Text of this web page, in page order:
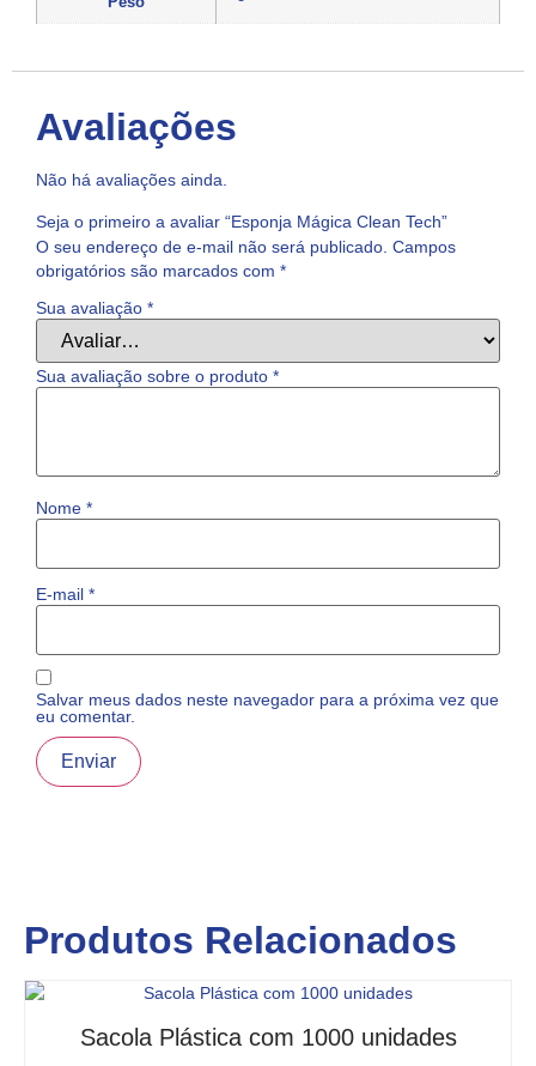
Avaliações
Não há avaliações ainda.
Seja o primeiro a avaliar “Esponja Mágica Clean Tech”
O seu endereço de e-mail não será publicado. Campos
obrigatórios são marcados com *
Sua avaliação *
Sua avaliação sobre o produto *
Nome *
E-mail *
Salvar meus dados neste navegador para a próxima vez que
eu comentar.
Produtos Relacionados
Sacola Plástica com 1000 unidades